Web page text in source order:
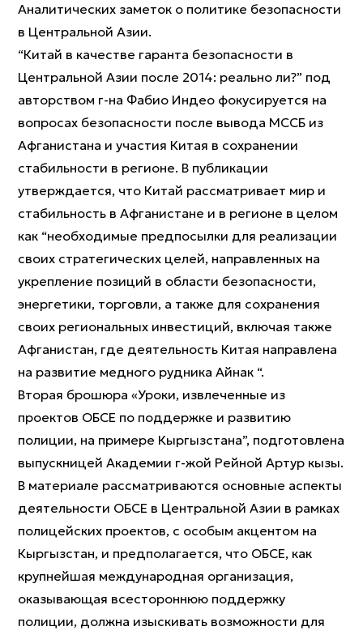
Аналитических заметок о политике безопасности
в Центральной Азии.
“Китай в качестве гаранта безопасности в
Центральной Азии после 2014: реально ли?” под
авторством г-на Фабио Индео фокусируется на
вопросах безопасности после вывода МССБ из
Афганистана и участия Китая в сохранении
стабильности в регионе. В публикации
утверждается, что Китай рассматривает мир и
стабильность в Афганистане и в регионе в целом
как “необходимые предпосылки для реализации
своих стратегических целей, направленных на
укрепление позиций в области безопасности,
энергетики, торговли, а также для сохранения
своих региональных инвестиций, включая также
Афганистан, где деятельность Китая направлена
на развитие медного рудника Айнак “.
Вторая брошюра «Уроки, извлеченные из
проектов ОБСЕ по поддержке и развитию
полиции, на примере Кыргызстана”, подготовлена
выпускницей Академии г-жой Рейной Артур кызы.
В материале рассматриваются основные аспекты
деятельности ОБСЕ в Центральной Азии в рамках
полицейских проектов, с особым акцентом на
Кыргызстан, и предполагается, что ОБСЕ, как
крупнейшая международная организация,
оказывающая всестороннюю поддержку
полиции, должна изыскивать возможности для